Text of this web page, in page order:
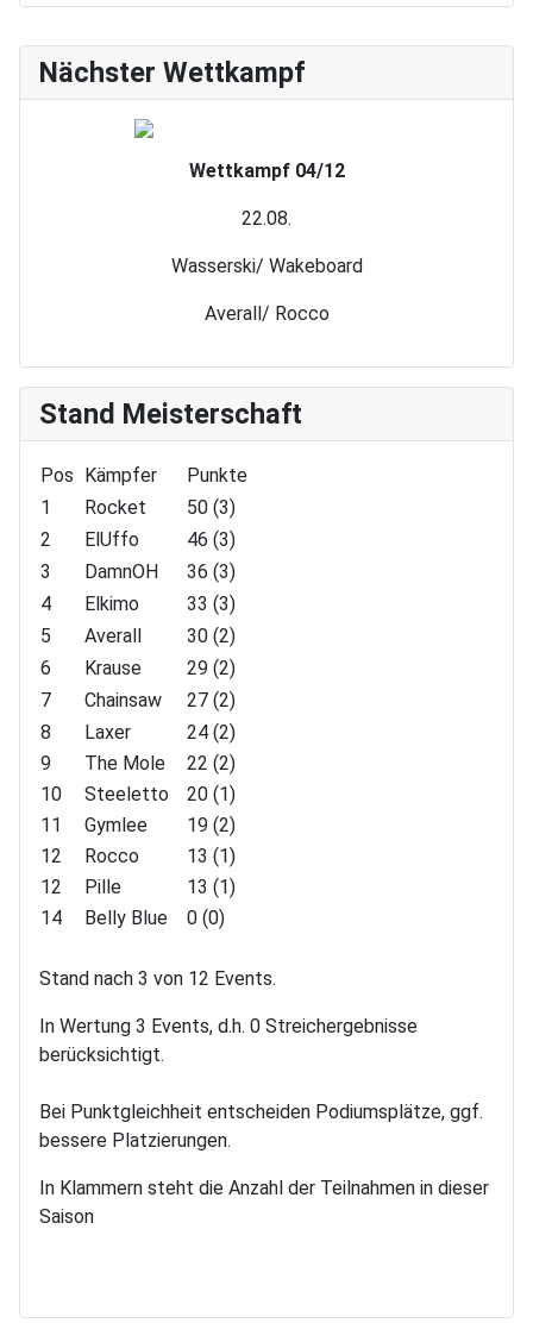
Nächster Wettkampf
Wettkampf 04/12
22.08.
Wasserski/ Wakeboard
Averall/ Rocco
Stand Meisterschaft
Pos Kämpfer
Punkte
1
Rocket
50 (3)
2
ElUffo
46 (3)
3
DamnOH
36 (3)
4
Elkimo
33 (3)
5
Averall
30 (2)
6
Krause
29 (2)
7
Chainsaw
27 (2)
8
Laxer
24 (2)
9
The Mole
22 (2)
10
Steeletto
20 (1)
11
Gymlee
19 (2)
12
Rocco
13 (1)
12
Pille
13 (1)
14
Belly Blue 0 (0)
Stand nach 3 von 12 Events.
In Wertung 3 Events, d.h. 0 Streichergebnisse
berücksichtigt.
Bei Punktgleichheit entscheiden Podiumsplätze, ggf.
bessere Platzierungen.
In Klammern steht die Anzahl der Teilnahmen in dieser
Saison